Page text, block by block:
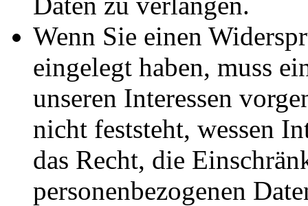
Wenn Sie einen
eingelegt haben, muss
unseren Interessen
nicht feststeht, wessen
das Recht, die
personenbezogenen